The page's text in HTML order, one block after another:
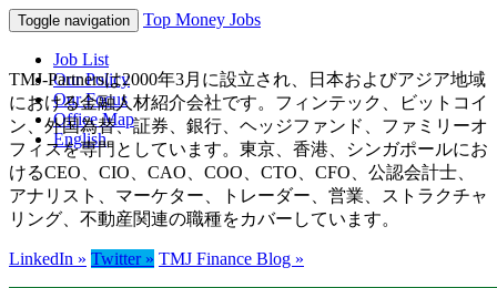
Toggle navigation Top Money Jobs
Job List
Our Policy
Our Focus
Office Map
English
TMJ-Partnersは2000年3月に設立され、日本およびアジア地域
における金融人材紹介会社です。フィンテック、ビットコイ
ン、外国為替、証券、銀行、ヘッジファンド、ファミリーオ
フィスを専門としています。東京、香港、シンガポールにお
けるCEO、CIO、CAO、COO、CTO、CFO、公認会計士、
アナリスト、マーケター、トレーダー、営業、ストラクチャ
リング、不動産関連の職種をカバーしています。
LinkedIn » Twitter » TMJ Finance Blog »